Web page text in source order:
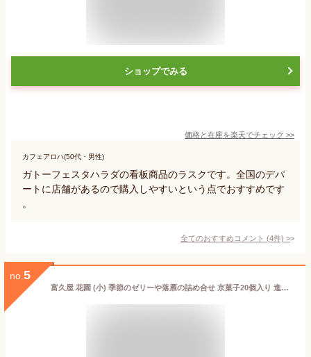
ショップでみる
価格と在庫を楽天でチェック >>
カフェアロハ(50代・男性)
ガトーフェスタハラダの看板商品のラスクです。全国のデパ
ートに店舗があるので購入しやすいという点でおすすめです
。
全てのおすすめコメント (4件) >
no. 5
富久屋 花園 (小) 季節のゼリーや落雁の詰め合せ 京菓子20個入り 進物 京都 和菓子 ギフトメッセージ対応 (選べるのし＆包装 1個)